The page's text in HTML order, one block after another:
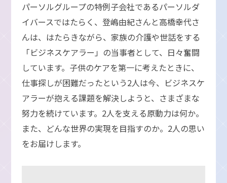
パーソルグループの特例子会社であるパーソルダ
イバースではたらく、登嶋由紀さんと高橋幸代さ
んは、はたらきながら、家族の介護や世話をする
「ビジネスケアラー」の当事者として、日々奮闘
しています。子供のケアを第一に考えたときに、
仕事探しが困難だったという2人は今、ビジネスケ
アラーが抱える課題を解決しようと、さまざまな
努力を続けています。2人を支える原動力は何か。
また、どんな世界の実現を目指すのか。2人の思い
をお届けします。